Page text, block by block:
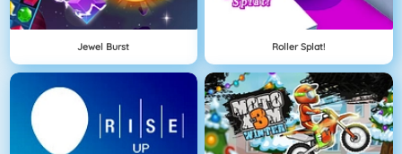
Jewel Burst Roller Splat!